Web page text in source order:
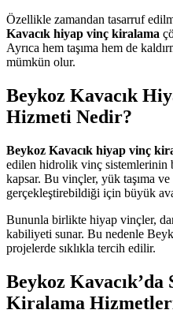
Özellikle zamandan tasarruf
Kavacık hiyap vinç kiralama
Ayrıca hem taşıma hem de
mümkün olur.
Beykoz Kavacık
Hizmeti Nedir?
Beykoz Kavacık hiyap vinç
edilen hidrolik vinç sistemlerinin
kapsar. Bu vinçler, yük taşıma
gerçekleştirebildiği için büyük
Bununla birlikte hiyap vinçler,
kabiliyeti sunar. Bu nedenle
projelerde sıklıkla tercih edilir.
Beykoz Kavacık’da
Kiralama